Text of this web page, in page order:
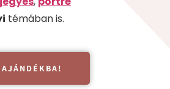
témában is.